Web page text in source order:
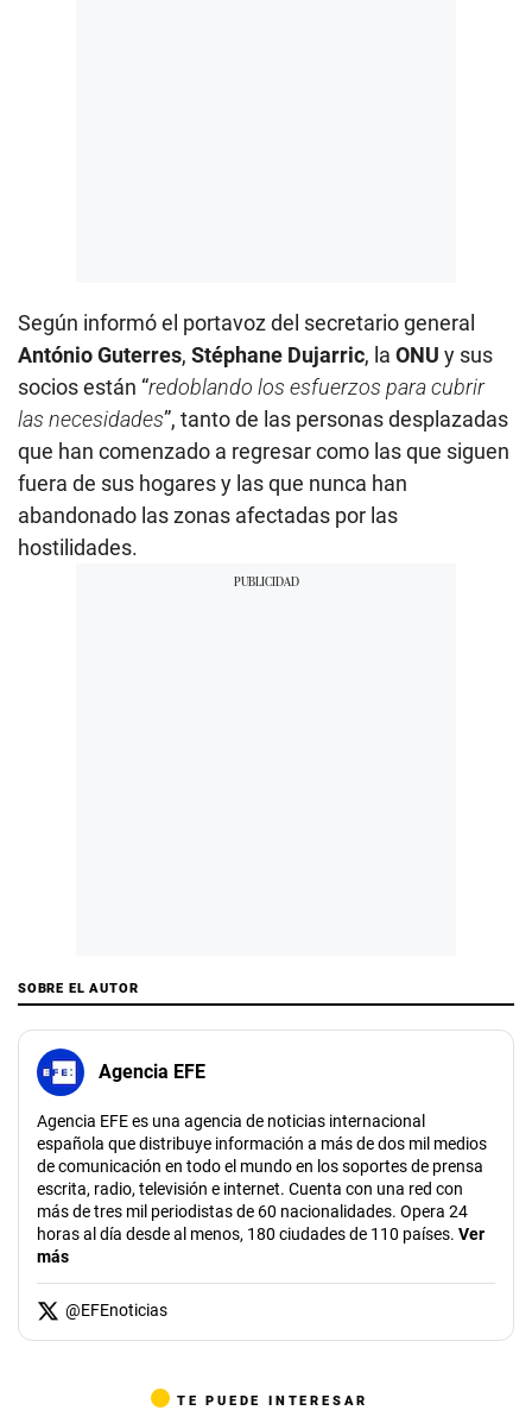
Según informó el portavoz del secretario general
António Guterres, Stéphane Dujarric, la ONU y sus
socios están “redoblando los esfuerzos para cubrir
las necesidades”, tanto de las personas desplazadas
que han comenzado a regresar como las que siguen
fuera de sus hogares y las que nunca han
abandonado las zonas afectadas por las
hostilidades.
SOBRE EL AUTOR
Agencia EFE
Agencia EFE es una agencia de noticias internacional
española que distribuye información a más de dos mil medios
de comunicación en todo el mundo en los soportes de prensa
escrita, radio, televisión e internet. Cuenta con una red con
más de tres mil periodistas de 60 nacionalidades. Opera 24
horas al día desde al menos, 180 ciudades de 110 países. Ver
más
@EFEnoticias
TE PUEDE INTERESAR